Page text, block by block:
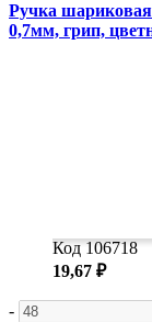
Ручка шариковая
0,7мм, грип,
Код 106718
19,67 ₽
-